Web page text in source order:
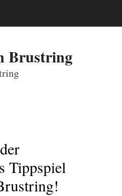
Brustring
Tippspiel